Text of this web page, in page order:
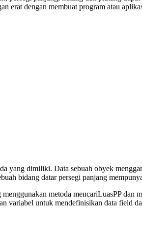
erat dengan membuat program atau
yang dimiliki. Data sebuah obyek
bidang datar persegi panjang
metoda mencariLuasPP
variabel untuk mendefinisikan data field